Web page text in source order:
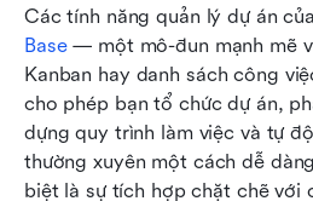
Các tính năng quản lý dự án
Base — một mô-đun mạnh mẽ
Kanban hay danh sách công
cho phép bạn tổ chức dự án,
dựng quy trình làm việc và tự
thường xuyên một cách dễ
biệt là sự tích hợp chặt chẽ với